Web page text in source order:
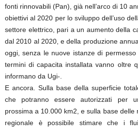
fonti rinnovabili (Pan), già nell’arco di 10
obiettivi al 2020 per lo sviluppo dell’uso
settore elettrico, pari a un aumento della
dal 2010 al 2020, e della produzione
oggi, senza le nuove istanze di
termini di capacita installata vanno oltre
informano da Ugi-.
E ancora. Sulla base della superficie
che potranno essere autorizzati per
prossima a 10.000 km2, e sulla base delle
regionale è possibile stimare che i